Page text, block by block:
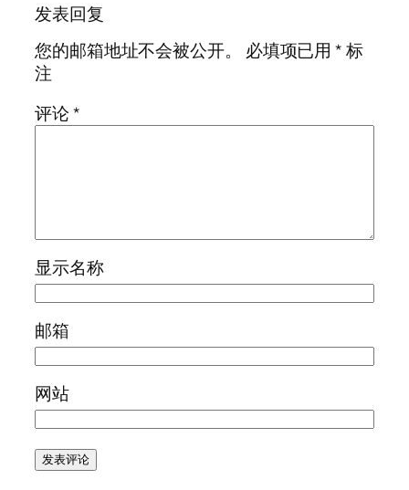
发表回复
您的邮箱地址不会被公开。
必填项已用*标
注
评论*
显示名称
邮箱
网站